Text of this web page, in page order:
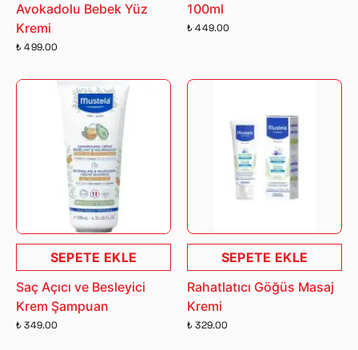
Avokadolu Bebek Yüz
Kremi
₺ 499.00
100ml
₺ 449.00
SEPETE EKLE
Saç Açıcı ve Besleyici
Krem Şampuan
₺ 349.00
SEPETE EKLE
Rahatlatıcı Göğüs Masaj
Kremi
₺ 329.00